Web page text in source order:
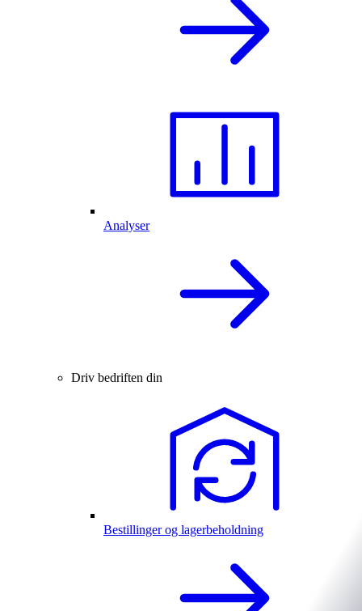
Analyser
Driv bedriften din
Bestillinger og lagerbeholdning